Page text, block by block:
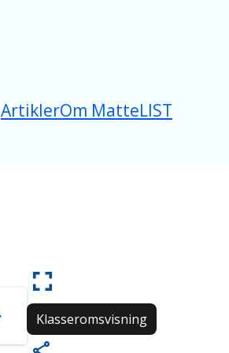
ArtiklerOm MatteLIST
Klasseromsvisning